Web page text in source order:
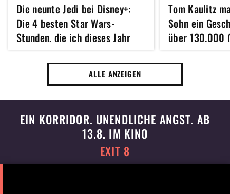
Die neunte Jedi bei Disney+:
Die 4 besten Star Wars-
Stunden, die ich dieses Jahr
gesehen habe
Tom Kaulitz
Sohn ein
über 130.000
kuriose
ALLE ANZEIGEN
EIN KORRIDOR. UNENDLICHE ANGST. AB
13.8. IM KINO
EXIT 8